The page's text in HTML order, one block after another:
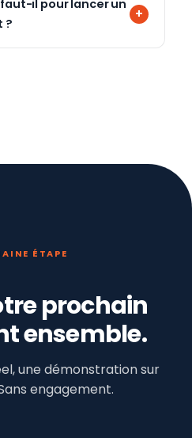
il pour lancer un
?
ÉTAPE
prochain
ensemble.
une démonstration sur
engagement.